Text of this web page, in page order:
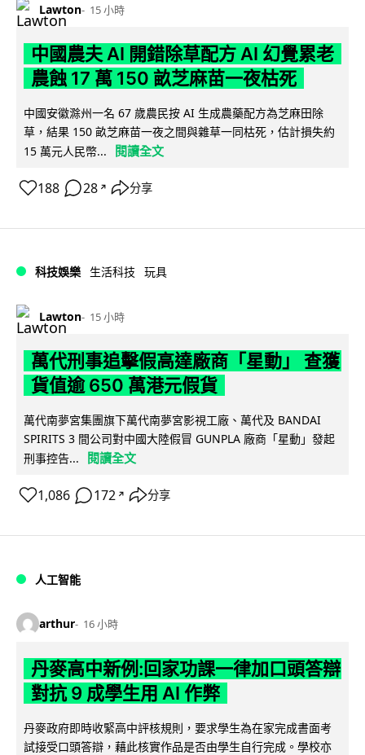
Lawton 15 小時
中國農夫 AI 開錯除草配方 AI 幻覺累老
農蝕 17 萬 150 畝芝麻苗一夜枯死
中國安徽滁州一名 67 歲農民按 AI 生成農藥配方為芝麻田除
草，結果 150 畝芝麻苗一夜之間與雜草一同枯死，估計損失約
15 萬元人民幣...
閱讀全文
188 28 ↗ 分享
科技娛樂 生活科技 玩具
Lawton 15 小時
萬代刑事追擊假高達廠商「星動」 查獲
貨值逾 650 萬港元假貨
萬代南夢宮集團旗下萬代南夢宮影視工廠、萬代及 BANDAI
SPIRITS 3 間公司對中國大陸假冒 GUNPLA 廠商「星動」發起
刑事控告...
閱讀全文
1,086 172 ↗ 分享
人工智能
arthur 16 小時
丹麥高中新例:回家功課一律加口頭答辯
對抗 9 成學生用 AI 作弊
丹麥政府即時收緊高中評核規則，要求學生為在家完成書面考
試接受口頭答辯，藉此核實作品是否由學生自行完成。學校亦